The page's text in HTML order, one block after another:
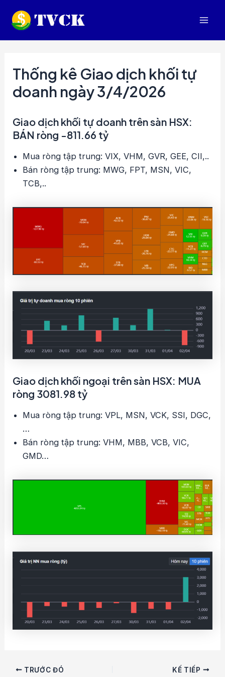
Thống kê Giao dịch khối tự
doanh ngày 3/4/2026
Giao dịch khối tự doanh trên sàn HSX:
BÁN ròng -811.66 tỷ
Mua ròng tập trung: VIX, VHM, GVR, GEE, CII,..
Bán ròng tập trung: MWG, FPT, MSN, VIC,
TCB,..
Giao dịch khối ngoại trên sàn HSX: MUA
ròng 3081.98 tỷ
Mua ròng tập trung: VPL, MSN, VCK, SSI, DGC,
…
Bán ròng tập trung: VHM, MBB, VCB, VIC,
GMD…
Điều TRƯỚC ĐÓ KẾ TIẾP